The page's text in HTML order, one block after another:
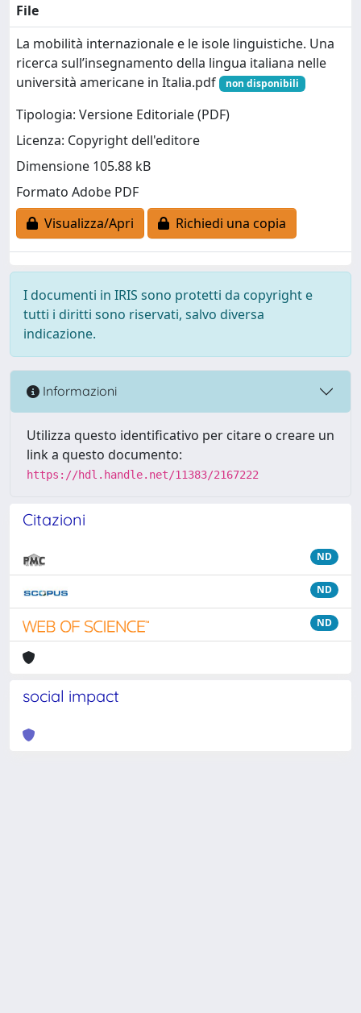
File
La mobilità internazionale e le isole linguistiche. Una
ricerca sull’insegnamento della lingua italiana nelle
università americane in Italia.pdf
non disponibili
Tipologia: Versione Editoriale (PDF)
Licenza: Copyright dell'editore
Dimensione 105.88 kB
Formato Adobe PDF
Visualizza/Apri
Richiedi una copia
I documenti in IRIS sono protetti da copyright e
tutti i diritti sono riservati, salvo diversa
indicazione.
Informazioni
Utilizza questo identificativo per citare o creare un
link a questo documento:
https://hdl.handle.net/11383/2167222
Citazioni
ND
ND
ND
social impact